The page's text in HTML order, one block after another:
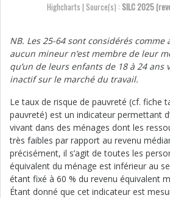
Highcharts | Source(s) : SILC 2025
NB. Les 25-64 sont considérés comme
aucun mineur n’est membre de leur
qu’un de leurs enfants de 18 à 24 ans
inactif sur le marché du travail.
Le taux de risque de pauvreté (cf. fiche
pauvreté) est un indicateur permettant
vivant dans des ménages dont les
très faibles par rapport au revenu
précisément, il s’agit de toutes les
équivalent du ménage est inférieur au
étant fixé à 60 % du revenu équivalent
Étant donné que cet indicateur est